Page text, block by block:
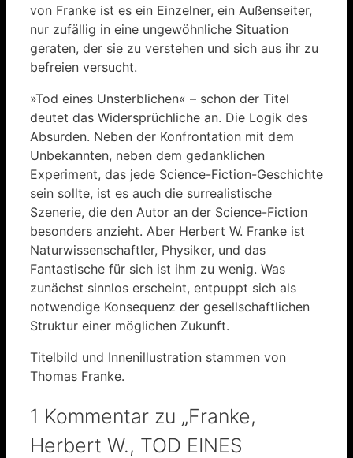
von Franke ist es ein Einzelner, ein Außenseiter,
nur zufällig in eine ungewöhnliche Situation
geraten, der sie zu verstehen und sich aus ihr zu
befreien versucht.
»Tod eines Unsterblichen« – schon der Titel
deutet das Widersprüchliche an. Die Logik des
Absurden. Neben der Konfrontation mit dem
Unbekannten, neben dem gedanklichen
Experiment, das jede Science-Fiction-Geschichte
sein sollte, ist es auch die surrealistische
Szenerie, die den Autor an der Science-Fiction
besonders anzieht. Aber Herbert W. Franke ist
Naturwissenschaftler, Physiker, und das
Fantastische für sich ist ihm zu wenig. Was
zunächst sinnlos erscheint, entpuppt sich als
notwendige Konsequenz der gesellschaftlichen
Struktur einer möglichen Zukunft.
Titelbild und Innenillustration stammen von
Thomas Franke.
1 Kommentar zu „Franke,
Herbert W., TOD EINES